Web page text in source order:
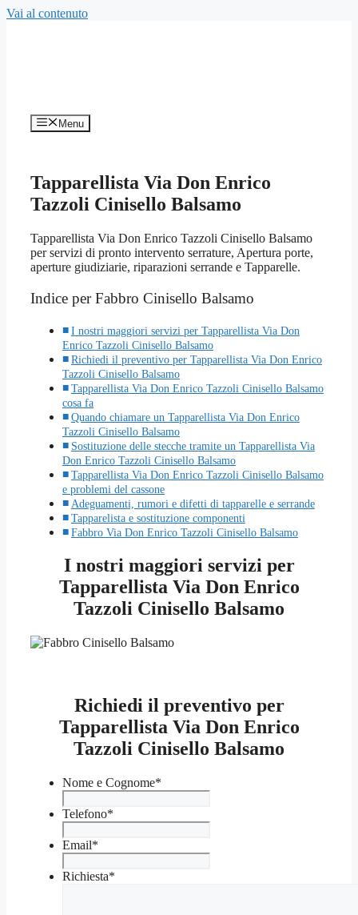
Vai al contenuto
Menu
Tapparellista Via Don Enrico
Tazzoli Cinisello Balsamo
Tapparellista Via Don Enrico Tazzoli Cinisello Balsamo
per servizi di pronto intervento serrature, Apertura porte,
aperture giudiziarie, riparazioni serrande e Tapparelle.
Indice per Fabbro Cinisello Balsamo
I nostri maggiori servizi per Tapparellista Via Don
Enrico Tazzoli Cinisello Balsamo
Richiedi il preventivo per Tapparellista Via Don Enrico
Tazzoli Cinisello Balsamo
Tapparellista Via Don Enrico Tazzoli Cinisello Balsamo
cosa fa
Quando chiamare un Tapparellista Via Don Enrico
Tazzoli Cinisello Balsamo
Sostituzione delle stecche tramite un Tapparellista Via
Don Enrico Tazzoli Cinisello Balsamo
Tapparellista Via Don Enrico Tazzoli Cinisello Balsamo
e problemi del cassone
Adeguamenti, rumori e difetti di tapparelle e serrande
Tapparelista e sostituzione componenti
Fabbro Via Don Enrico Tazzoli Cinisello Balsamo
I nostri maggiori servizi per
Tapparellista Via Don Enrico
Tazzoli Cinisello Balsamo
Richiedi il preventivo per
Tapparellista Via Don Enrico
Tazzoli Cinisello Balsamo
Nome e Cognome*
Telefono*
Email*
Richiesta*